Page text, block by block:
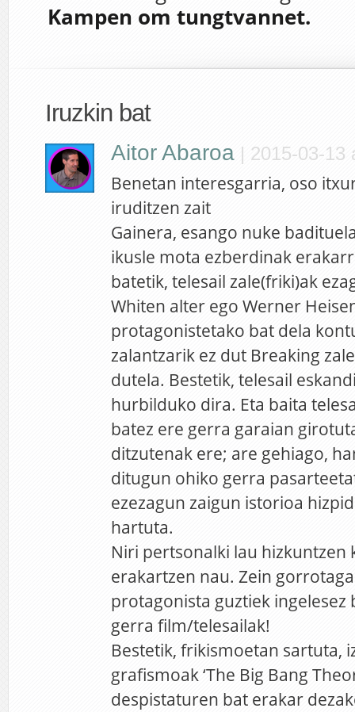
Kampen om tungtvannet.
Iruzkin bat
Aitor Abaroa | 2015-03-13
Benetan interesgarria, oso
iruditzen zait
Gainera, esango nuke
ikusle mota ezberdinak
batetik, telesail zale(friki)ak
Whiten alter ego Werner
protagonistetako bat dela
zalantzarik ez dut Breaking
dutela. Bestetik, telesail
hurbilduko dira. Eta baita
batez ere gerra garaian
ditzutenak ere; are gehiago,
ditugun ohiko gerra
ezezagun zaigun istorioa
hartuta.
Niri pertsonalki lau hizkuntzen
erakartzen nau. Zein
protagonista guztiek
gerra film/telesailak!
Bestetik, frikismoetan sartuta,
grafismoak ‘The Big Bang
despistaturen bat erakar